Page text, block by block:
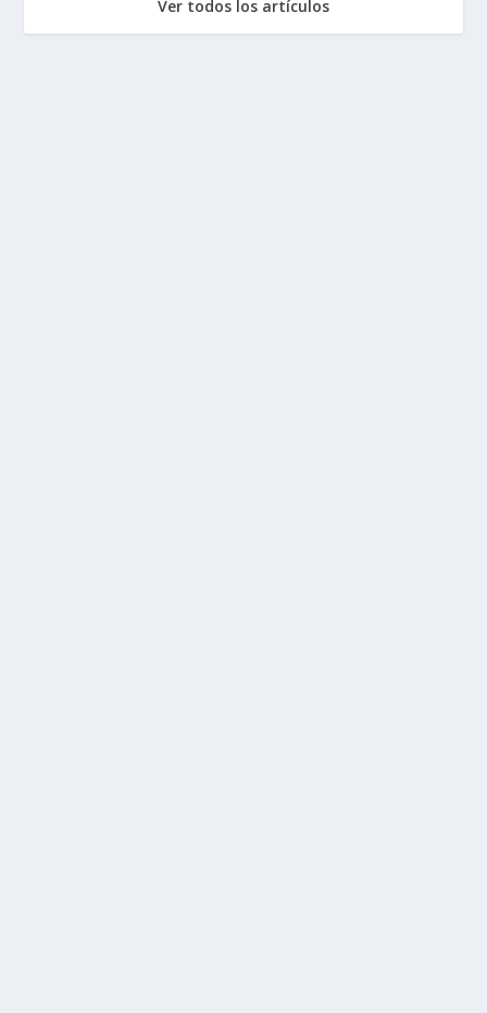
Ver todos los artículos